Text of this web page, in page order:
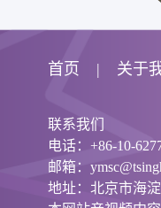
首页 关于
联系我们
电话：+86-10-
邮箱：
地址：北京市海